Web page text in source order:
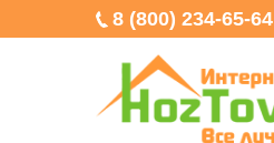
8 (800) 234-65-64